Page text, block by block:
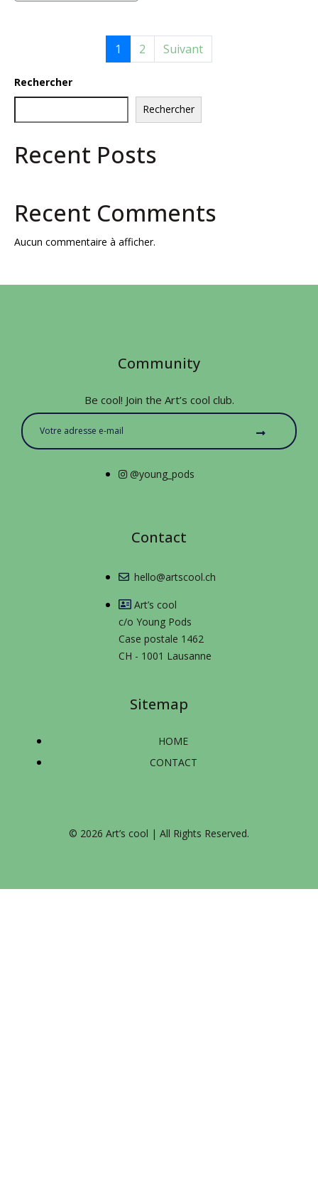
1 2 Suivant
Rechercher
Rechercher
Recent Posts
Recent Comments
Aucun commentaire à afficher.
Community
Be cool! Join the Art’s cool club.
@young_pods
Contact
hello@artscool.ch
Art’s cool
c/o Young Pods
Case postale 1462
CH - 1001 Lausanne
Sitemap
HOME
CONTACT
© 2026 Art’s cool | All Rights Reserved.